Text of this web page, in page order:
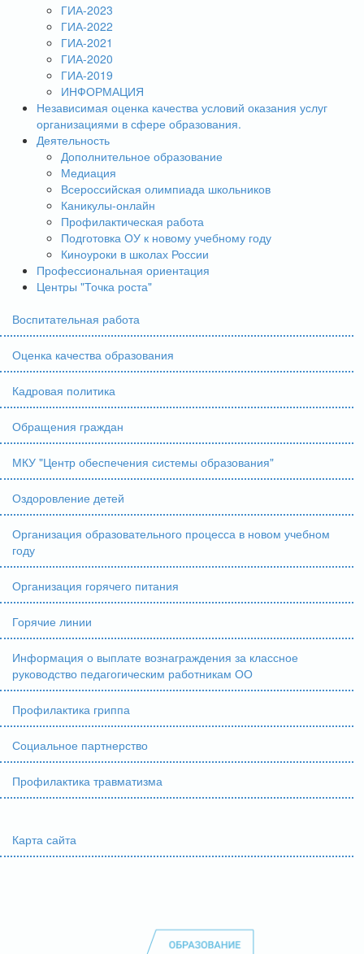
ГИА-2023
ГИА-2022
ГИА-2021
ГИА-2020
ГИА-2019
ИНФОРМАЦИЯ
Независимая оценка качества условий оказания услуг
организациями в сфере образования.
Деятельность
Дополнительное образование
Медиация
Всероссийская олимпиада школьников
Каникулы-онлайн
Профилактическая работа
Подготовка ОУ к новому учебному году
Киноуроки в школах России
Профессиональная ориентация
Центры "Точка роста"
Воспитательная работа
Оценка качества образования
Кадровая политика
Обращения граждан
МКУ "Центр обеспечения системы образования"
Оздоровление детей
Организация образовательного процесса в новом учебном
году
Организация горячего питания
Горячие линии
Информация о выплате вознаграждения за классное
руководство педагогическим работникам ОО
Профилактика гриппа
Социальное партнерство
Профилактика травматизма
Карта сайта